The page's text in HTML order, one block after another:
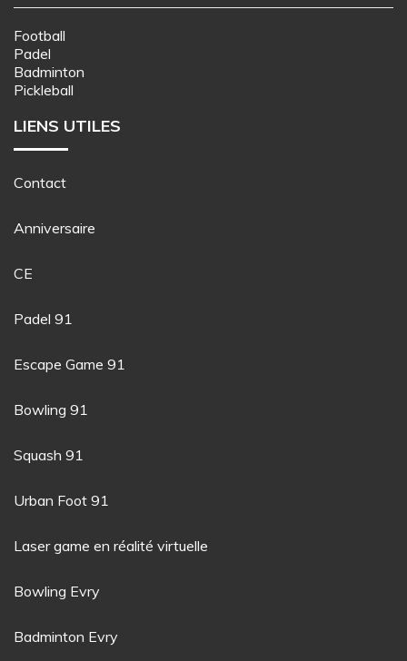
Football
Padel
Badminton
Pickleball
LIENS UTILES
Contact
Anniversaire
CE
Padel 91
Escape Game 91
Bowling 91
Squash 91
Urban Foot 91
Laser game en réalité virtuelle
Bowling Evry
Badminton Evry